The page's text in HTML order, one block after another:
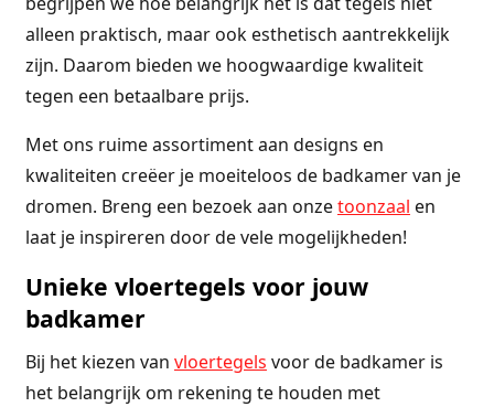
alleen praktisch, maar ook esthetisch aantrekkelijk
zijn. Daarom bieden we hoogwaardige kwaliteit
tegen een betaalbare prijs.
Met ons ruime assortiment aan designs en
kwaliteiten creëer je moeiteloos de badkamer van je
dromen. Breng een bezoek aan onzetoonzaal en
laat je inspireren door de vele mogelijkheden!
Unieke vloertegels voor jouw
badkamer
Bij het kiezen van vloertegels voor de badkamer is
het belangrijk om rekening te houden met